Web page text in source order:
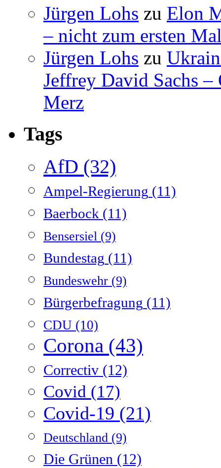
Jürgen Lohs zu Elon
– nicht zum ersten
Jürgen Lohs zu
Jeffrey David Sachs
Merz
Tags
AfD (32)
Ampel-Regierung (11)
Baerbock (11)
Bensersiel (9)
Bundestag (11)
Bundeswehr (9)
Bürgerbefragung (11)
CDU (10)
Corona (43)
Correctiv (12)
Covid (17)
Covid-19 (21)
Deutschland (9)
Die Grünen (12)